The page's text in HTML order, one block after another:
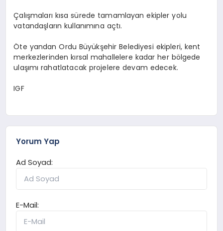
Çalışmaları kısa sürede tamamlayan ekipler yolu
vatandaşların kullanımına açtı.
Öte yandan Ordu Büyükşehir Belediyesi ekipleri, kent
merkezlerinden kırsal mahallelere kadar her bölgede
ulaşımı rahatlatacak projelere devam edecek.
IGF
Yorum Yap
Ad Soyad:
E-Mail: